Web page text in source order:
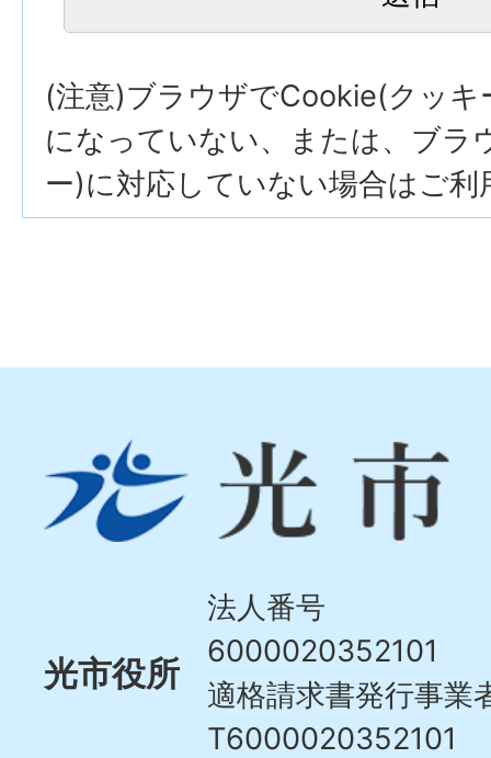
(注意)ブラウザでCookie(クッキ
になっていない、または、ブラ
ー)に対応していない場合はご利
市
Hikari
光市役所
法人番号
6000020352101
適格請求書発行事業
T6000020352101